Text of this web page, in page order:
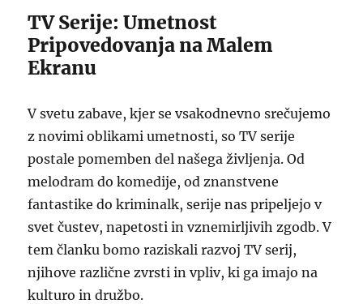
TV Serije: Umetnost
Pripovedovanja na Malem
Ekranu
V svetu zabave, kjer se vsakodnevno srečujemo
z novimi oblikami umetnosti, so TV serije
postale pomemben del našega življenja. Od
melodram do komedije, od znanstvene
fantastike do kriminalk, serije nas pripeljejo v
svet čustev, napetosti in vznemirljivih zgodb. V
tem članku bomo raziskali razvoj TV serij,
njihove različne zvrsti in vpliv, ki ga imajo na
kulturo in družbo.